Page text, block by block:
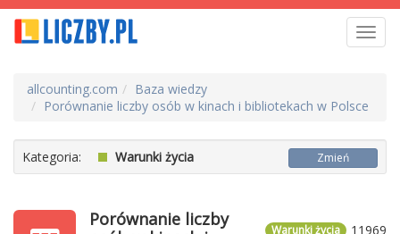
allcounting.com
Baza wiedzy
Porównanie liczby osób w kinach i bibliotekach w Polsce
Kategoria: Warunki życia Zmień
11969
Warunki życia
Porównanie liczby